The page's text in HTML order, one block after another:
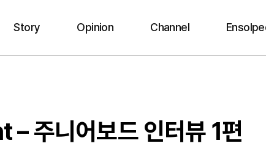
Story Opinion Channel
주니어보드 인터뷰 1편